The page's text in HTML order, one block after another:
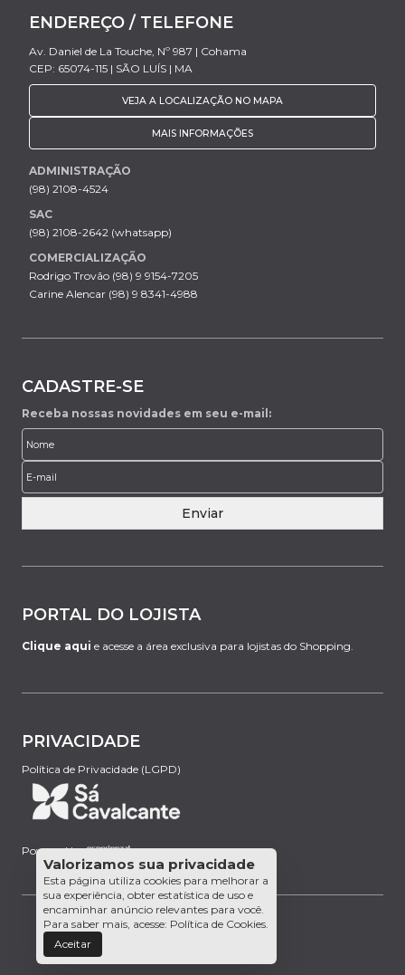
ENDEREÇO / TELEFONE
Av. Daniel de La Touche, Nº 987 | Cohama
CEP: 65074-115 | SÃO LUÍS | MA
VEJA A LOCALIZAÇÃO NO MAPA
MAIS INFORMAÇÕES
ADMINISTRAÇÃO
(98) 2108-4524
SAC
(98) 2108-2642 (whatsapp)
COMERCIALIZAÇÃO
Rodrigo Trovão (98) 9 9154-7205
Carine Alencar (98) 9 8341-4988
CADASTRE-SE
Receba nossas novidades em seu e-mail:
Enviar
PORTAL DO LOJISTA
Clique aqui e acesse a área exclusiva para lojistas do Shopping.
PRIVACIDADE
Política de Privacidade (LGPD)
Powered by:
Valorizamos sua privacidade
Esta página utiliza cookies para melhorar a
sua experiência, obter estatística de uso e
encaminhar anúncio relevantes para você.
Para saber mais, acesse: Política de Cookies.
Aceitar